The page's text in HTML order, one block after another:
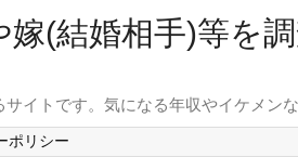
嫁(結婚相手)等を
イトです。気になる年収やイケメン
ポリシー